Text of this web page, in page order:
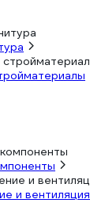
и вентиляция